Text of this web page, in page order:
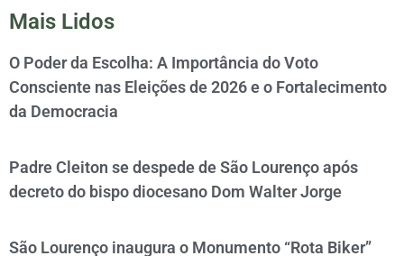
Mais Lidos
O Poder da Escolha: A Importância do Voto
Consciente nas Eleições de 2026 e o Fortalecimento
da Democracia
Padre Cleiton se despede de São Lourenço após
decreto do bispo diocesano Dom Walter Jorge
São Lourenço inaugura o Monumento “Rota Biker”